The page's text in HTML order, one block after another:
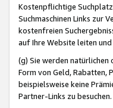
Kostenpflichtige
Suchmaschinen Links zur
kostenfreien
auf Ihre Website leiten
(g) Sie werden natürlichen
Form von Geld, Rabatten,
beispielsweise keine
Partner-Links zu besuchen.